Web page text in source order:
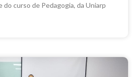
do curso de Pedagogia, da Uniarp